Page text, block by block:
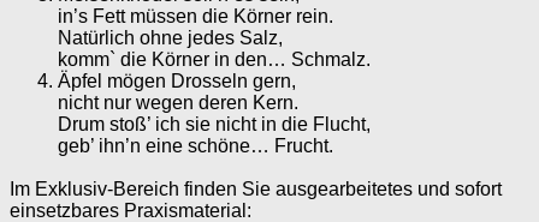
in’s Fett müssen die Körner rein.
Natürlich ohne jedes Salz,
komm` die Körner in den… Schmalz.
Äpfel mögen Drosseln gern,
nicht nur wegen deren Kern.
Drum stoß’ ich sie nicht in die Flucht,
geb’ ihn’n eine schöne… Frucht.
Im Exklusiv-Bereich finden Sie ausgearbeitetes und sofort
einsetzbares Praxismaterial: